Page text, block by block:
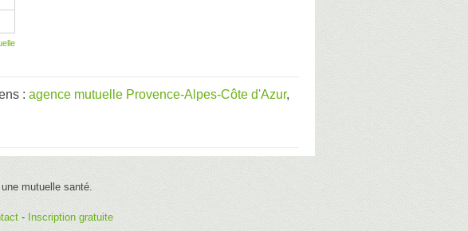
: agence mutuelle Provence-Alpes-Côte d'Azur,
mutuelle santé.
- Inscription gratuite